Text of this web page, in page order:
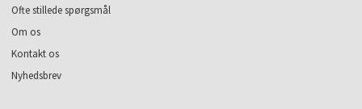
Ofte stillede spørgsmål
Om os
Kontakt os
Nyhedsbrev